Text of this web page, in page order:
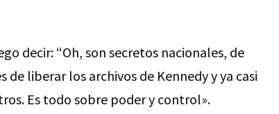
decir: “Oh, son secretos nacionales, de
de liberar los archivos de Kennedy y ya casi
Es todo sobre poder y control».